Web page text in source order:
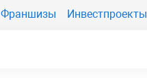
Франшизы Инвестпроекты